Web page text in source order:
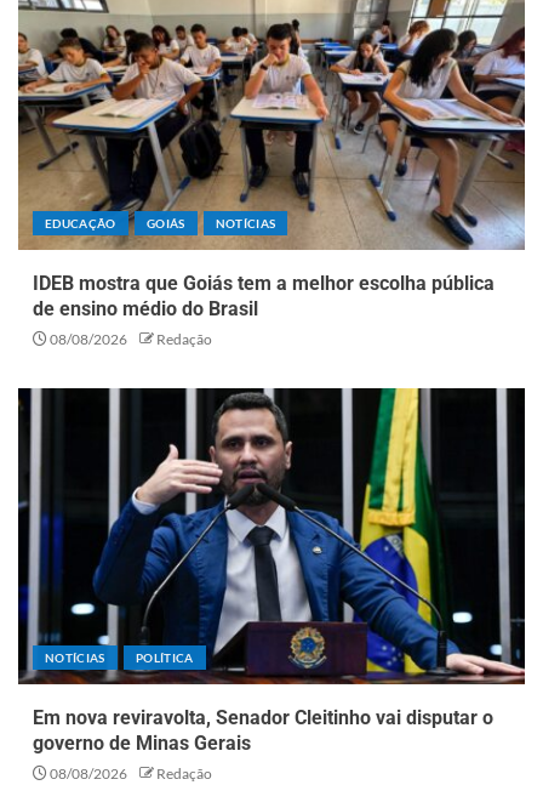
EDUCAÇÃO GOIÁS NOTÍCIAS
IDEB mostra que Goiás tem a melhor escolha pública
de ensino médio do Brasil
08/08/2026 Redação
NOTÍCIAS POLÍTICA
Em nova reviravolta, Senador Cleitinho vai disputar o
governo de Minas Gerais
08/08/2026 Redação